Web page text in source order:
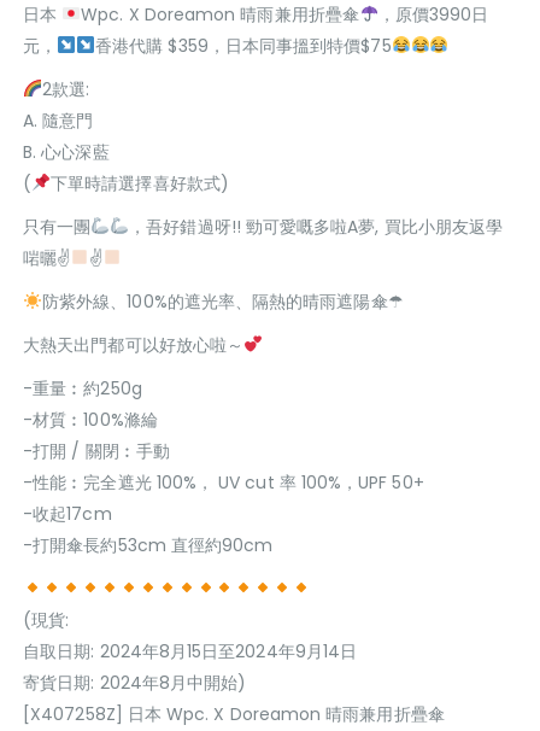
日本
Wpc. X Doreamon 晴雨兼用折疊傘
，原價3990日
元，
香港代購 $359，日本同事搵到特價$75
2款選:
A. 隨意門
B. 心心深藍
(
下單時請選擇喜好款式)
只有一團
，吾好錯過呀!! 勁可愛嘅多啦A夢, 買比小朋友返學
啱曬✌
✌
防紫外線、100%的遮光率、隔熱的晴雨遮陽傘☂
大熱天出門都可以好放心啦～
-重量︰約250g
-材質︰100%滌綸
-打開 / 關閉︰手動
-性能︰完全遮光 100%， UV cut 率 100%，UPF 50+
-收起17cm
-打開傘長約53cm 直徑約90cm
(現貨:
自取日期: 2024年8月15日至2024年9月14日
寄貨日期: 2024年8月中開始)
[X407258Z] 日本 Wpc. X Doreamon 晴雨兼用折疊傘